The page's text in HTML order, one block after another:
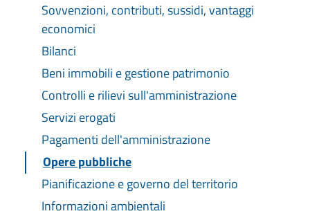
Sovvenzioni, contributi, sussidi, vantaggi
economici
Bilanci
Beni immobili e gestione patrimonio
Controlli e rilievi sull'amministrazione
Servizi erogati
Pagamenti dell'amministrazione
Opere pubbliche
Pianificazione e governo del territorio
Informazioni ambientali